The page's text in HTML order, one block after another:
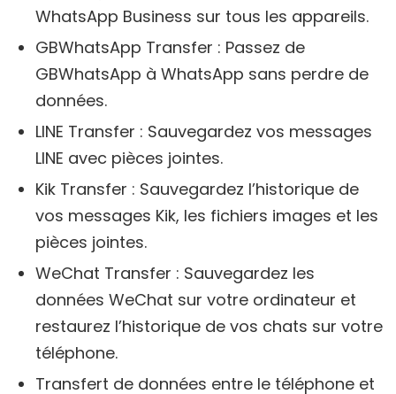
WhatsApp Business sur tous les appareils.
GBWhatsApp Transfer : Passez de
GBWhatsApp à WhatsApp sans perdre de
données.
LINE Transfer : Sauvegardez vos messages
LINE avec pièces jointes.
Kik Transfer : Sauvegardez l’historique de
vos messages Kik, les fichiers images et les
pièces jointes.
WeChat Transfer : Sauvegardez les
données WeChat sur votre ordinateur et
restaurez l’historique de vos chats sur votre
téléphone.
Transfert de données entre le téléphone et